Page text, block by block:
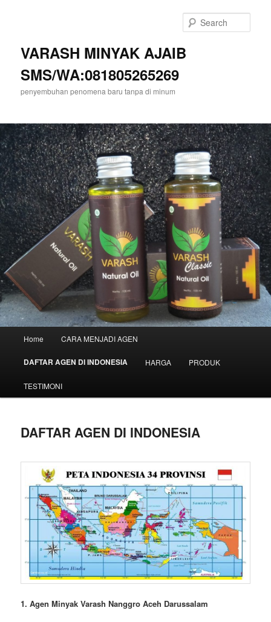
VARASH MINYAK AJAIB
SMS/WA:081805265269
penyembuhan penomena baru tanpa di minum
Skip
to
primary
Home CARA MENJADI AGEN
DAFTAR AGEN DI INDONESIA HARGA PRODUK
TESTIMONI
DAFTAR AGEN DI INDONESIA
1. Agen Minyak Varash Nanggro Aceh Darussalam